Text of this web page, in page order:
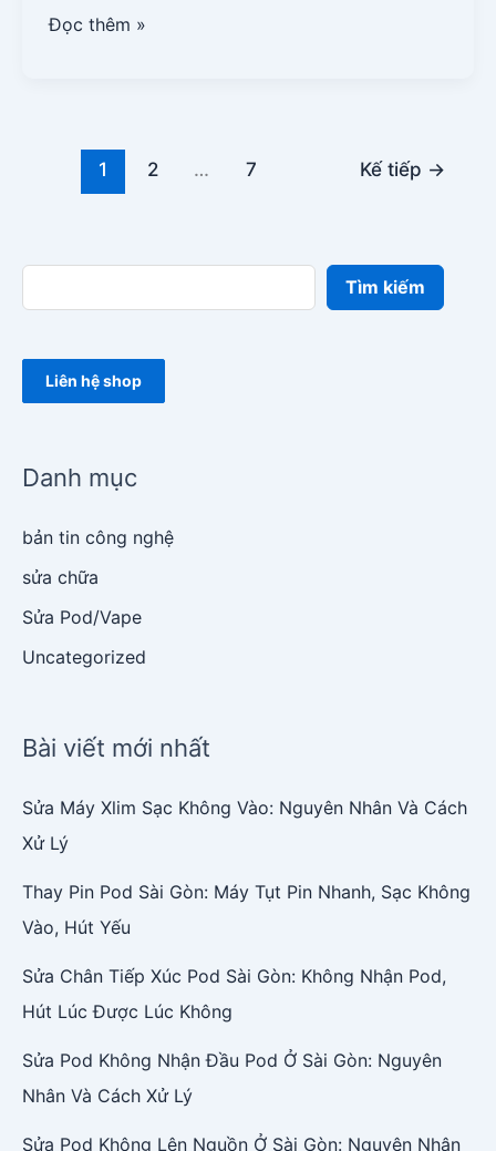
Đọc thêm »
1 2 … 7 Kế tiếp →
Tìm kiếm
Liên hệ shop
Danh mục
bản tin công nghệ
sửa chữa
Sửa Pod/Vape
Uncategorized
Bài viết mới nhất
Sửa Máy Xlim Sạc Không Vào: Nguyên Nhân Và Cách
Xử Lý
Thay Pin Pod Sài Gòn: Máy Tụt Pin Nhanh, Sạc Không
Vào, Hút Yếu
Sửa Chân Tiếp Xúc Pod Sài Gòn: Không Nhận Pod,
Hút Lúc Được Lúc Không
Sửa Pod Không Nhận Đầu Pod Ở Sài Gòn: Nguyên
Nhân Và Cách Xử Lý
Sửa Pod Không Lên Nguồn Ở Sài Gòn: Nguyên Nhân